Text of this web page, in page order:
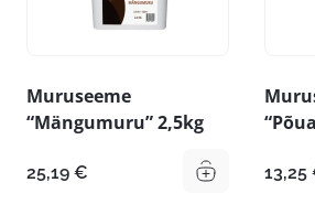
Muruseeme
“Mängumuru” 2,5kg
25,19 € 13,25